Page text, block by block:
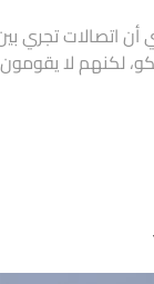
اتصالات تجري بين
لكنهم لا يقومون